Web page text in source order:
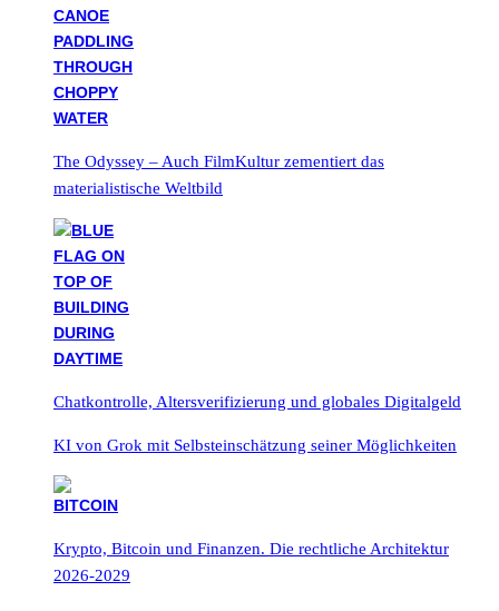
The Odyssey – Auch FilmKultur zementiert das
materialistische Weltbild
Chatkontrolle, Altersverifizierung und globales Digitalgeld
KI von Grok mit Selbsteinschätzung seiner Möglichkeiten
Krypto, Bitcoin und Finanzen. Die rechtliche Architektur
2026-2029